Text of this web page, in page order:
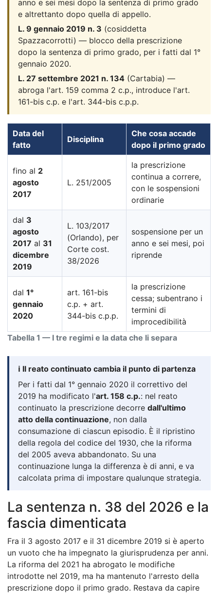
anno e sei mesi dopo la sentenza di primo grado
e altrettanto dopo quella di appello.
L. 9 gennaio 2019 n. 3 (cosiddetta
Spazzacorrotti) — blocco della prescrizione
dopo la sentenza di primo grado, per i fatti dal 1°
gennaio 2020.
L. 27 settembre 2021 n. 134 (Cartabia) —
abroga l'art. 159 comma 2 c.p., introduce l'art.
161-bis c.p. e l'art. 344-bis c.p.p.
Tabella 1 — I tre regimi e la data che li separa
Data del
fatto
Disciplina
Che cosa accade
dopo il primo grado
fino al 2
agosto
2017
L. 251/2005
la prescrizione
continua a correre,
con le sospensioni
ordinarie
dal 3
agosto
2017 al 31
dicembre
2019
L. 103/2017
(Orlando), per
Corte cost.
38/2026
sospensione per un
anno e sei mesi, poi
riprende
dal 1°
gennaio
2020
art. 161-bis
c.p. + art.
344-bis c.p.p.
la prescrizione
cessa; subentrano i
termini di
improcedibilità
ℹ️ Il reato continuato cambia il punto di partenza
Per i fatti dal 1° gennaio 2020 il correttivo del
2019 ha modificato l'art. 158 c.p.: nel reato
continuato la prescrizione decorre dall'ultimo
atto della continuazione, non dalla
consumazione di ciascun episodio. È il ripristino
della regola del codice del 1930, che la riforma
del 2005 aveva abbandonato. Su una
continuazione lunga la differenza è di anni, e va
calcolata prima di impostare qualunque strategia.
La sentenza n. 38 del 2026 e la
fascia dimenticata
Fra il 3 agosto 2017 e il 31 dicembre 2019 si è aperto
un vuoto che ha impegnato la giurisprudenza per anni.
La riforma del 2021 ha abrogato le modifiche
introdotte nel 2019, ma ha mantenuto l'arresto della
prescrizione dopo il primo grado. Restava da capire